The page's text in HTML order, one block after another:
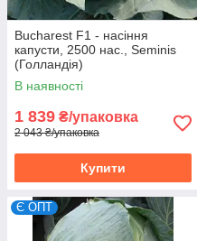
Bucharest F1 - насіння
капусти, 2500 нас., Seminis
(Голландія)
В наявності
1 839 ₴/упаковка
2 043 ₴/упаковка
Купити
Є ОПТ